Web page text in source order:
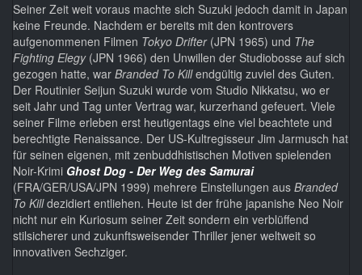
Seiner Zeit weit voraus machte sich Suzuki jedoch damit in Japan
keine Freunde. Nachdem er bereits mit den kontrovers
aufgenommenen Filmen Tokyo Drifter(JPN 1965) und The
Fighting Elegy (JPN 1966) den Unwillen der Studiobosse auf sich
gezogen hatte, war Branded To Killendgültig zuviel des Guten.
Der Routinier Seijun Suzuki wurde vom Studio Nikkatsu, wo er
seit Jahr und Tag unter Vertrag war, kurzerhand gefeuert. Viele
seiner Filme erleben erst heutigentags eine viel beachtete und
berechtigte Renaissance. Der US-Kultregisseur Jim Jarmusch hat
für seinen eigenen, mit zenbuddhistischen Motiven spielenden
Noir-Krimi Ghost Dog - Der Weg des Samurai
(FRA/GER/USA/JPN 1999) mehrere Einstellungen aus Branded
To Killdezidiert entliehen. Heute ist der frühe japanishe Neo Noir
nicht nur ein Kuriosum seiner Zeit sondern ein verblüffend
stilsicherer und zukunftsweisender Thriller jener weltweit so
innovativen Sechziger.